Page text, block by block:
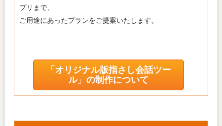
プリまで、
ご用途にあったプランをご提案いたします。
「オリジナル版指さし会話ツー
ル」の制作について